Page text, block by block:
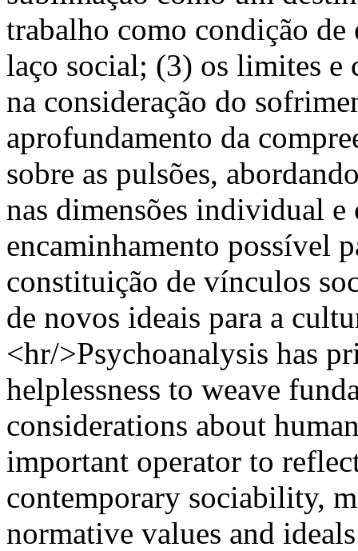
trabalho como condição de
laço social; (3) os limites e
na consideração do
aprofundamento da
sobre as pulsões,
nas dimensões individual e
encaminhamento possível
constituição de vínculos
de novos ideais para a
<hr/>Psychoanalysis has
helplessness to weave
considerations about
important operator to
contemporary sociability,
normative values and